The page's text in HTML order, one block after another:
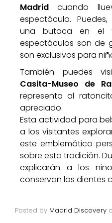
Madrid cuando
espectáculo.
una butaca en el
espectáculos son de
son exclusivos para
También puedes
Casita-Museo de
representa al
apreciado.
Esta actividad para
a los visitantes
este emblemático
sobre esta tradición.
explicarán a los
conservan los dientes
Posted by Madrid Discovery